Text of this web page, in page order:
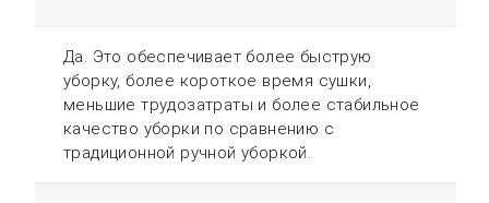
Да. Это обеспечивает более быструю
уборку, более короткое время сушки,
меньшие трудозатраты и более стабильное
качество уборки по сравнению с
традиционной ручной уборкой.